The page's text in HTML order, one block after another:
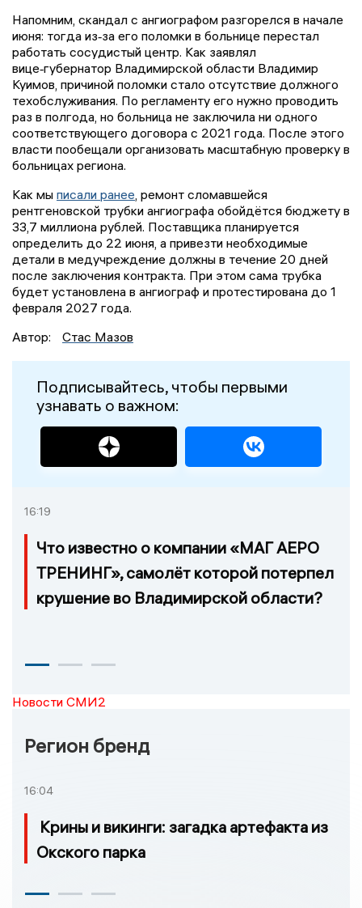
Напомним, скандал с ангиографом разгорелся в начале
июня: тогда из‑за его поломки в больнице перестал
работать сосудистый центр. Как заявлял
вице‑губернатор Владимирской области Владимир
Куимов, причиной поломки стало отсутствие должного
техобслуживания. По регламенту его нужно проводить
раз в полгода, но больница не заключила ни одного
соответствующего договора с 2021 года. После этого
власти пообещали организовать масштабную проверку в
больницах региона.
Как мы писали ранее, ремонт сломавшейся
рентгеновской трубки ангиографа обойдётся бюджету в
33,7 миллиона рублей. Поставщика планируется
определить до 22 июня, а привезти необходимые
детали в медучреждение должны в течение 20 дней
после заключения контракта. При этом сама трубка
будет установлена в ангиограф и протестирована до 1
февраля 2027 года.
Автор:
Стас Мазов
Подписывайтесь, чтобы первыми
узнавать о важном:
16:19
Что известно о компании «МАГ АЕРО
ТРЕНИНГ», самолёт которой потерпел
крушение во Владимирской области?
Новости СМИ2
Регион бренд
16:04
Крины и викинги: загадка артефакта из
Окского парка